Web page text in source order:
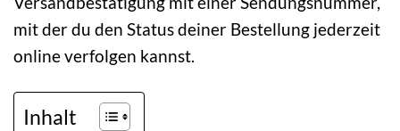
mit der du den Status deiner Bestellung jederzeit
online verfolgen kannst.
Inhalt